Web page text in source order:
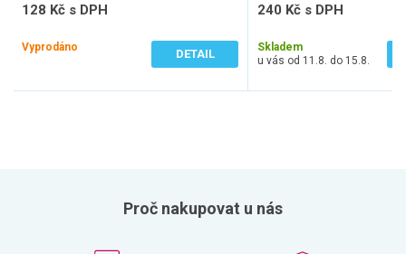
128 Kč s DPH
Vyprodáno
DETAIL
240 Kč s DPH
Skladem
u vás od 11.8. do 15.8.
Proč nakupovat u nás